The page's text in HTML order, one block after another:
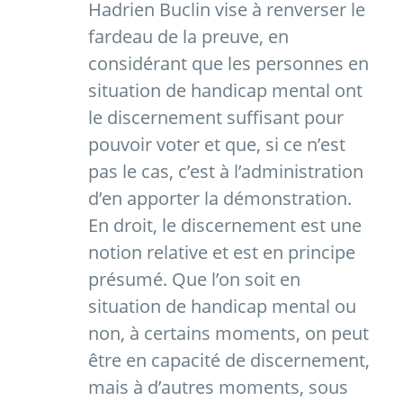
Hadrien Buclin vise à renverser le
fardeau de la preuve, en
considérant que les personnes en
situation de handicap mental ont
le discernement suffisant pour
pouvoir voter et que, si ce n’est
pas le cas, c’est à l’administration
d’en apporter la démonstration.
En droit, le discernement est une
notion relative et est en principe
présumé. Que l’on soit en
situation de handicap mental ou
non, à certains moments, on peut
être en capacité de discernement,
mais à d’autres moments, sous